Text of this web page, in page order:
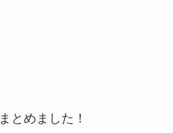
とめました！